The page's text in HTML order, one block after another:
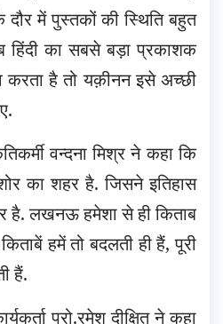
में पुस्तकों की स्थिति बहुत
का सबसे बड़ा प्रकाशक
करता है तो यक़ीनन इसे अच्छी
वन्दना मिश्र ने कहा कि
का शहर है. जिसने इतिहास
है. लखनऊ हमेशा से ही किताब
हमें तो बदलती ही हैं, पूरी
हैं.
प्रो.रमेश दीक्षित ने कहा